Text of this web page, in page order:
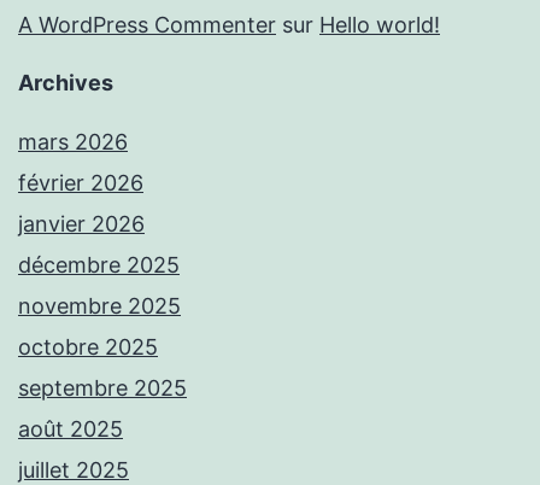
A WordPress Commenter sur Hello world!
Archives
mars 2026
février 2026
janvier 2026
décembre 2025
novembre 2025
octobre 2025
septembre 2025
août 2025
juillet 2025